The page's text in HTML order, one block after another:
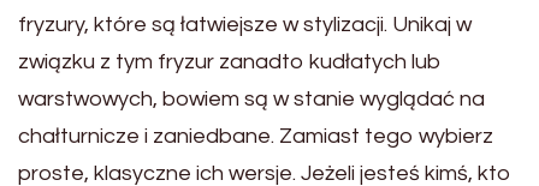
fryzury, które są łatwiejsze w stylizacji. Unikaj w
związku z tym fryzur zanadto kudłatych lub
warstwowych, bowiem są w stanie wyglądać na
chałturnicze i zaniedbane. Zamiast tego wybierz
proste, klasyczne ich wersje. Jeżeli jesteś kimś, kto